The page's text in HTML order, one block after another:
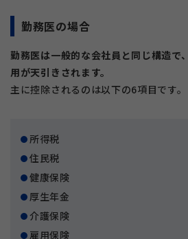
勤務医の場合
勤務医は一般的な会社員と同じ構造で
用が天引きされます。
主に控除されるのは以下の6項目です。
所得税
住民税
健康保険
厚生年金
介護保険
雇用保険